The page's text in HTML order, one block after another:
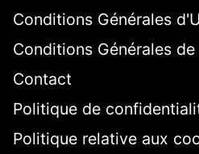
Conditions Générales
Conditions Générales de
Contact
Politique de
Politique relative aux